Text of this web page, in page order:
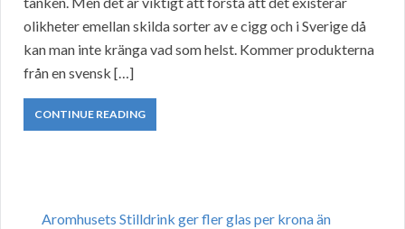
olikheter emellan skilda sorter av e cigg och i Sverige då
kan man inte kränga vad som helst. Kommer produkterna
från en svensk […]
CONTINUE READING
Aromhusets Stilldrink ger fler glas per krona än